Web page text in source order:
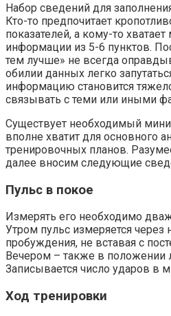
Набор сведений для
Кто-то предпочитает
показателей, а кому-то
информации из 5-6 пунктов.
тем лучше» не всегда
обилии данных легко
информацию становится
связывать с теми или иными
Существует необходимый
вполне хватит для основного
тренировочных планов.
далее вносим следующие
Пульс в покое
Измерять его необходимо
Утром пульс измеряется через
пробуждения, не вставая с
Вечером – также в положении
Записывается число ударов в
Ход тренировки